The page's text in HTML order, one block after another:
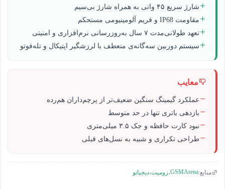
شارژ سریع ۴۵ واتی به همراه شارژ بی‌سیم
مقاومت IP68 و فریم آلومینیومی مستحکم
تعهد طولانی‌مدت ۷ سال به‌روزرسانی نرم‌افزاری و امنیتی
سیستم دوربین سه‌گانه‌ی منعطف با لرزشگیر اپتیکال و تله‌فوتو
معایب
عملکرد گیمینگ سنگین ضعیف‌تر از پرچم‌داران هم‌رده
بازدهی باتری تنها در حد متوسط
نبود کارت حافظه و جک ۳.۵ میلی‌متری
طراحی تکراری و شبیه به نسل‌های قبلی
منابع:GSMArena،زومیت،دیجیاتو